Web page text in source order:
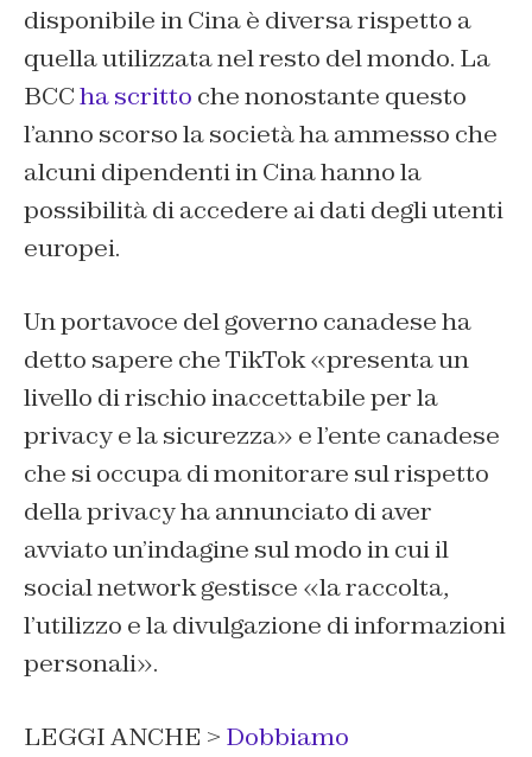
disponibile in Cina è diversa rispetto a
quella utilizzata nel resto del mondo. La
BCCha scritto che nonostante questo
l’anno scorso la società ha ammesso che
alcuni dipendenti in Cina hanno la
possibilità di accedere ai dati degli utenti
europei.
Un portavoce del governo canadese ha
detto sapere che TikTok «presenta un
livello di rischio inaccettabile per la
privacy e la sicurezza» e l’ente canadese
che si occupa di monitorare sul rispetto
della privacy ha annunciato di aver
avviato un’indagine sul modo in cui il
social network gestisce «la raccolta,
l’utilizzo e la divulgazione di informazioni
personali».
LEGGI ANCHE > Dobbiamo